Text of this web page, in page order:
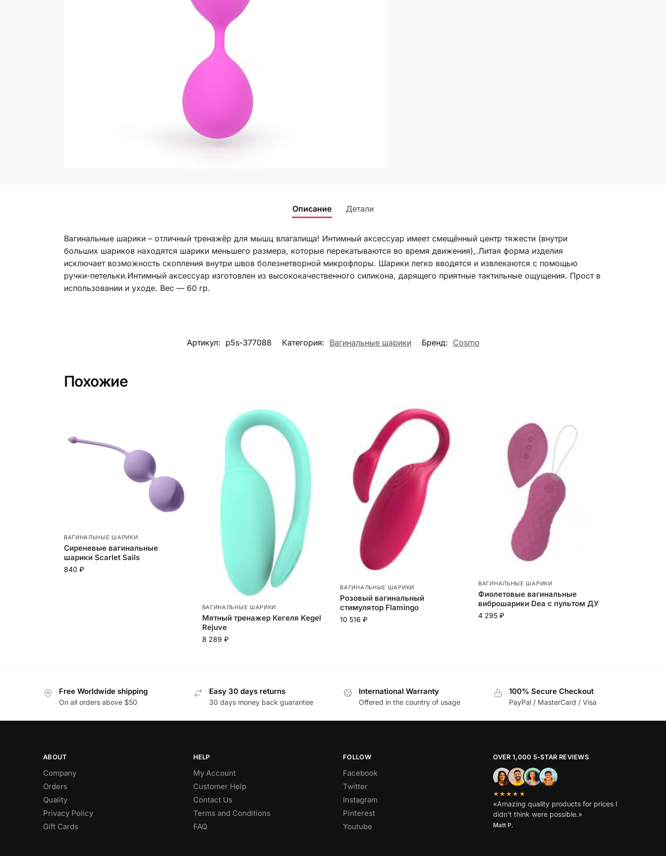
Описание Детали
Вагинальные шарики – отличный тренажёр для мышц влагалища! Интимный аксессуар имеет смещённый центр тяжести (внутри
больших шариков находятся шарики меньшего размера, которые перекатываются во время движения),.Литая форма изделия
исключает возможность скопления внутри швов болезнетворной микрофлоры. Шарики легко вводятся и извлекаются с помощью
ручки-петельки.Интимный аксессуар изготовлен из высококачественного силикона, дарящего приятные тактильные ощущения. Прост в
использовании и уходе. Вес — 60 гр.
Артикул: p5s-377088 Категория: Вагинальные шарики Бренд: Cosmo
Похожие
ВАГИНАЛЬНЫЕ ШАРИКИ
Сиреневые вагинальные
шарики Scarlet Sails
840 ₽
ВАГИНАЛЬНЫЕ ШАРИКИ
Мятный тренажер Кегеля Kegel
Rejuve
8 289 ₽
ВАГИНАЛЬНЫЕ ШАРИКИ
Розовый вагинальный
стимулятор Flamingo
10 516₽
ВАГИНАЛЬНЫЕ ШАРИКИ
Фиолетовые вагинальные
виброшарики Dea с пультом ДУ
4 295₽
Free Worldwide shipping
On all orders above $50
Easy 30 days returns
30 days money back guarantee
International Warranty
Offered in the country of usage
100% Secure Checkout
PayPal / MasterCard / Visa
ABOUT
Company
Orders
Quality
Privacy Policy
Gift Cards
HELP
My Account
Customer Help
Contact Us
Terms and Conditions
FAQ
FOLLOW
Facebook
Twitter
Instagram
Pinterest
Youtube
OVER 1,000 5-STAR REVIEWS
★★★★★
«Amazing quality products for prices I
didn’t think were possible.»
Matt P.